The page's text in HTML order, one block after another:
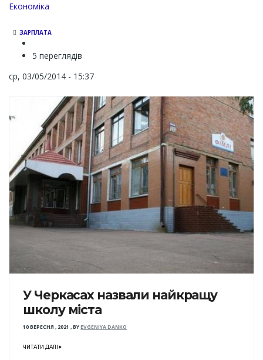
Економіка
ЗАРПЛАТА
5 переглядів
ср, 03/05/2014 - 15:37
У Черкасах назвали найкращу
школу міста
10 ВЕРЕСНЯ , 2021 ,BYEVGENIYA DANKO
ЧИТАТИ ДАЛІ